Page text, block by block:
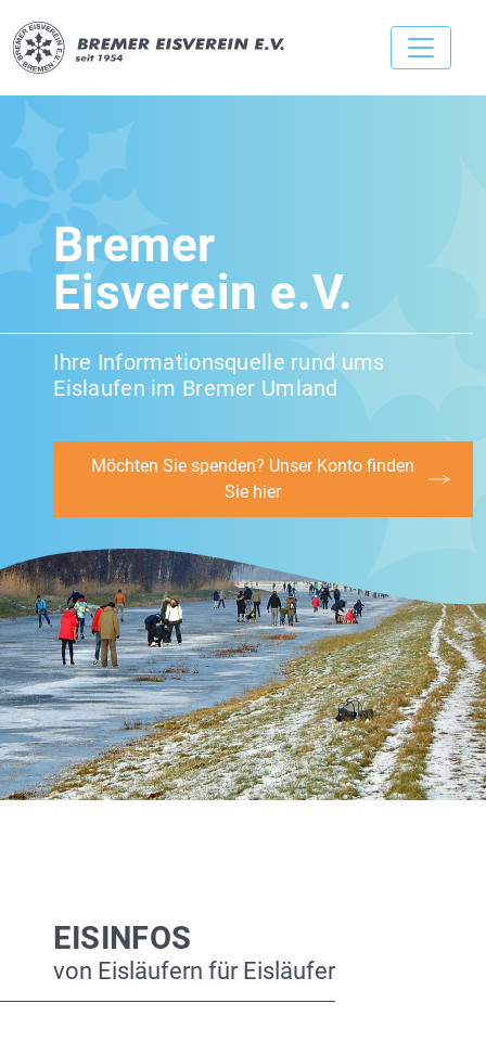
Bremer
Eisverein e.V.
Ihre Informationsquelle rund ums
Eislaufen im Bremer Umland
Möchten Sie spenden? Unser Konto finden
Sie hier
EISINFOS
von Eisläufern für Eisläufer